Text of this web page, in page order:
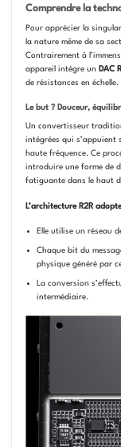
Comprendre la
Pour apprécier la
la nature même de sa
Contrairement à
appareil intègre un DAC
de résistances en échelle.
Le but ? Douceur,
Un convertisseur
intégrées qui s’appuient
haute fréquence. Ce
introduire une forme de
fatiguante dans le haut
L’architecture R2R
Elle utilise un réseau
Chaque bit du
physique généré par
La conversion
intermédiaire.